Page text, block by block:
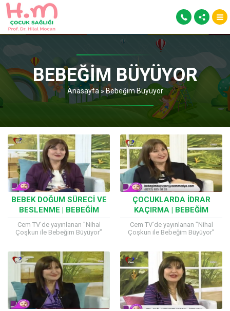
BEBEĞIM BÜYÜYOR
Anasayfa »Bebeğim Büyüyor
BEBEK DOĞUM SÜRECI VE
BESLENME | BEBEĞIM
BÜYÜYOR
Cem TV’de yayınlanan ”Nihal
Çoşkun ile Bebeğim Büyüyor”
Hilal Mocan, hamilelik
döneminde...
ÇOCUKLARDA İDRAR
KAÇIRMA | BEBEĞIM
BÜYÜYOR
Cem TV’de yayınlanan ”Nihal
Çoşkun ile Bebeğim Büyüyor”
Hilal Mocan, çocuk sağlığıyla...